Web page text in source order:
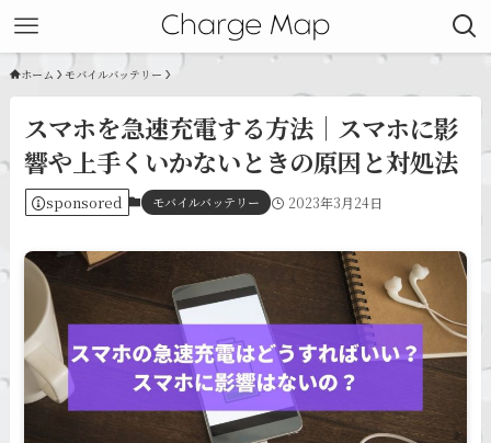
ホーム モバイルバッテリー
スマホを急速充電する方法｜スマホに影
響や上手くいかないときの原因と対処法
sponsored モバイルバッテリー 2023年3月24日